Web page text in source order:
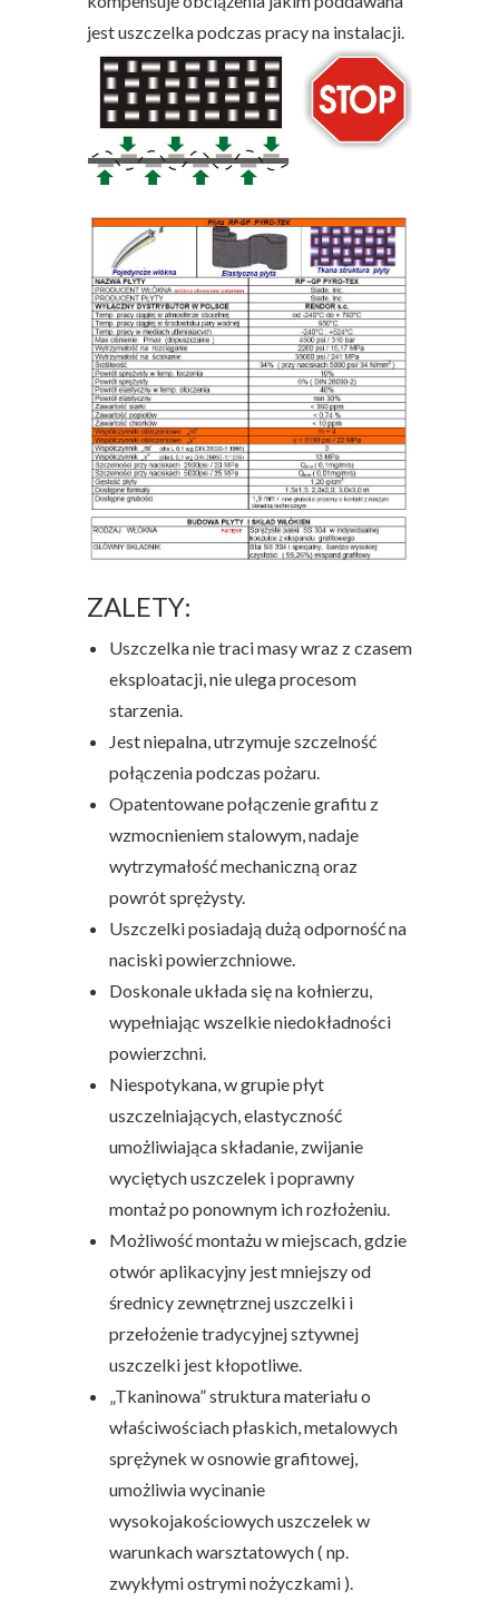
jest uszczelka podczas pracy na instalacji.
ZALETY:
Uszczelka nie traci masy wraz z czasem
eksploatacji, nie ulega procesom
starzenia.
Jest niepalna, utrzymuje szczelność
połączenia podczas pożaru.
Opatentowane połączenie grafitu z
wzmocnieniem stalowym, nadaje
wytrzymałość mechaniczną oraz
powrót sprężysty.
Uszczelki posiadają dużą odporność na
naciski powierzchniowe.
Doskonale układa się na kołnierzu,
wypełniając wszelkie niedokładności
powierzchni.
Niespotykana, w grupie płyt
uszczelniających, elastyczność
umożliwiająca składanie, zwijanie
wyciętych uszczelek i poprawny
montaż po ponownym ich rozłożeniu.
Możliwość montażu w miejscach, gdzie
otwór aplikacyjny jest mniejszy od
średnicy zewnętrznej uszczelki i
przełożenie tradycyjnej sztywnej
uszczelki jest kłopotliwe.
„Tkaninowa” struktura materiału o
właściwościach płaskich, metalowych
sprężynek w osnowie grafitowej,
umożliwia wycinanie
wysokojakościowych uszczelek w
warunkach warsztatowych ( np.
zwykłymi ostrymi nożyczkami ).